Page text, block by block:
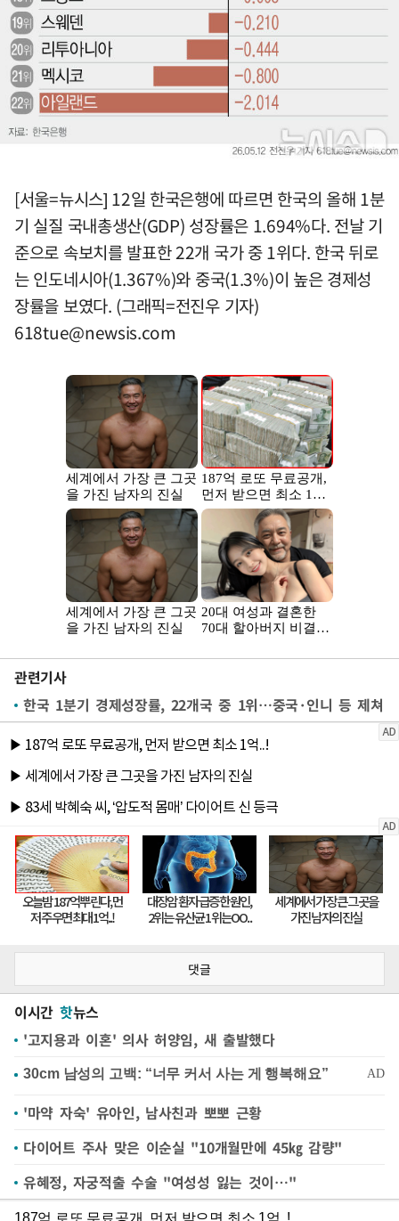
[서울=뉴시스] 12일 한국은행에 따르면 한국의 올해 1분
기 실질 국내총생산(GDP) 성장률은 1.694%다. 전날 기
준으로 속보치를 발표한 22개 국가 중 1위다. 한국 뒤로
는 인도네시아(1.367%)와 중국(1.3%)이 높은 경제성
장률을 보였다. (그래픽=전진우 기자)
618tue@newsis.com
관련기사
한국 1분기 경제성장률, 22개국 중 1위…중국·인니 등 제쳐
댓글
이시간 핫뉴스
'고지용과 이혼' 의사 허양임, 새 출발했다
'마약 자숙' 유아인, 남사친과 뽀뽀 근황
다이어트 주사 맞은 이순실 "10개월만에 45㎏ 감량"
유혜정, 자궁적출 수술 "여성성 잃는 것이…"